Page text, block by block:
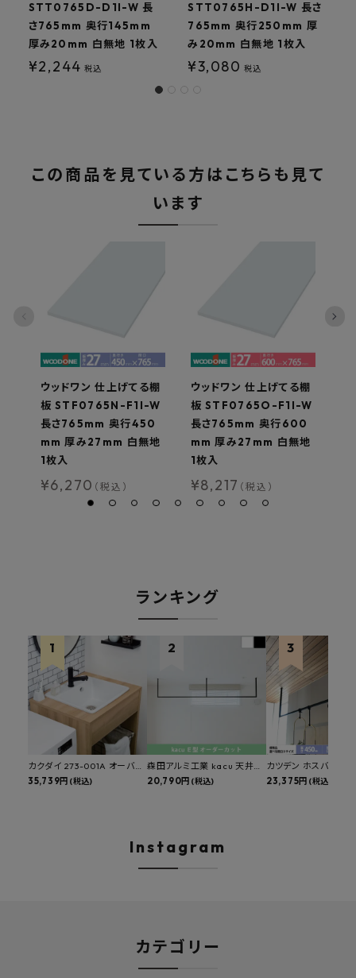
STT0765D-D1I-W 長
さ765mm 奥行145mm
厚み20mm 白無地 1枚入
¥2,244 税込
STT0765H-D1I-W 長さ
765mm 奥行250mm 厚
み20mm 白無地 1枚入
¥3,080 税込
この商品を見ている方はこちらも見て
います
ウッドワン 仕上げてる棚
板 STF0765N-F1I-W
長さ765mm 奥行450
mm 厚み27mm 白無地
1枚入
¥6,270 （税込）
ウッドワン 仕上げてる棚
板 STF0765O-F1I-W
長さ765mm 奥行600
mm 厚み27mm 白無地
1枚入
¥8,217 （税込）
ランキング
カクダイ 273-001A オーバー
カウンタースロップシンク 選
35,739円 (税込)
森田アルミ工業 kacu 天井付
け物干し E型 サイズオーダー
20,790円 (税込)
カツデン ホスバ 天井
物干し 標準サイズ ス
23,375円 (税込)
Instagram
カテゴリー